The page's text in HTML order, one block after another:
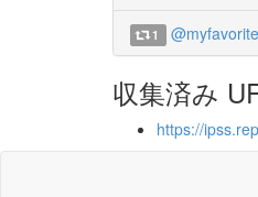
1
収集済み
https://